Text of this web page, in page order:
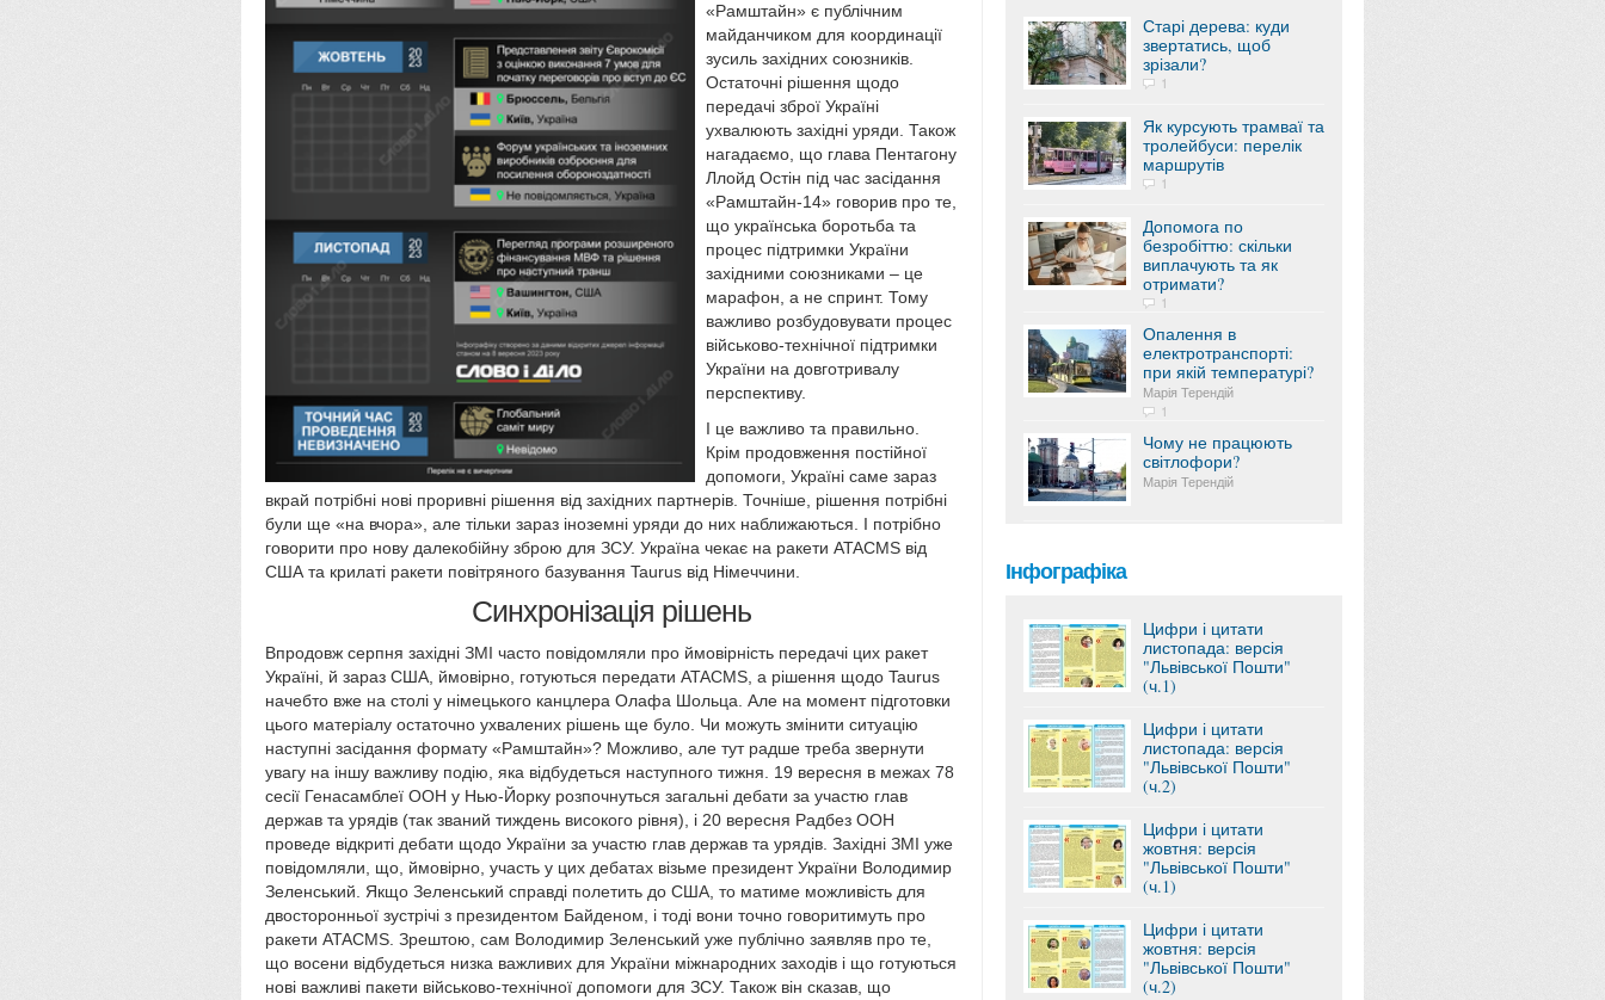
«Рамштайн» є публічним
майданчиком для координації
зусиль західних союзників.
Остаточні рішення щодо
передачі зброї Україні
ухвалюють західні уряди. Також
нагадаємо, що глава Пентагону
Ллойд Остін під час засідання
«Рамштайн-14» говорив про те,
що українська боротьба та
процес підтримки України
західними союзниками – це
марафон, а не спринт. Тому
важливо розбудовувати процес
військово-технічної підтримки
України на довготривалу
перспективу.
І це важливо та правильно.
Крім продовження постійної
допомоги, Україні саме зараз
вкрай потрібні нові проривні рішення від західних партнерів. Точніше, рішення потрібні
були ще «на вчора», але тільки зараз іноземні уряди до них наближаються. І потрібно
говорити про нову далекобійну зброю для ЗСУ. Україна чекає на ракети ATACMS від
США та крилаті ракети повітряного базування Taurus від Німеччини.
Синхронізація рішень
Впродовж серпня західні ЗМІ часто повідомляли про ймовірність передачі цих ракет
Україні, й зараз США, ймовірно, готуються передати ATACMS, а рішення щодо Taurus
начебто вже на столі у німецького канцлера Олафа Шольца. Але на момент підготовки
цього матеріалу остаточно ухвалених рішень ще було. Чи можуть змінити ситуацію
наступні засідання формату «Рамштайн»? Можливо, але тут радше треба звернути
увагу на іншу важливу подію, яка відбудеться наступного тижня. 19 вересня в межах 78
сесії Генасамблеї ООН у Нью-Йорку розпочнуться загальні дебати за участю глав
держав та урядів (так званий тиждень високого рівня), і 20 вересня Радбез ООН
проведе відкриті дебати щодо України за участю глав держав та урядів. Західні ЗМІ уже
повідомляли, що, ймовірно, участь у цих дебатах візьме президент України Володимир
Зеленський. Якщо Зеленський справді полетить до США, то матиме можливість для
двосторонньої зустрічі з президентом Байденом, і тоді вони точно говоритимуть про
ракети ATACMS. Зрештою, сам Володимир Зеленський уже публічно заявляв про те,
що восени відбудеться низка важливих для України міжнародних заходів і що готуються
нові важливі пакети військово-технічної допомоги для ЗСУ. Також він сказав, що
Старі дерева: куди
звертатись, щоб
зрізали?
1
Як курсують трамваї та
тролейбуси: перелік
маршрутів
1
Допомога по
безробіттю: скільки
виплачують та як
отримати?
1
Опалення в
електротранспорті:
при якій температурі?
Марія Терендій
1
Чому не працюють
світлофори?
Марія Терендій
Інфографіка
Цифри і цитати
листопада: версія
"Львівської Пошти"
(ч.1)
Цифри і цитати
листопада: версія
"Львівської Пошти"
(ч.2)
Цифри і цитати
жовтня: версія
"Львівської Пошти"
(ч.1)
Цифри і цитати
жовтня: версія
"Львівської Пошти"
(ч.2)